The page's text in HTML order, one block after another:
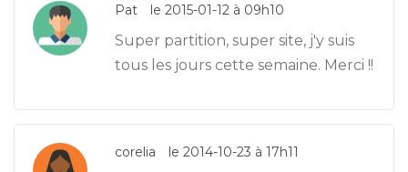
Pat le 2015-01-12 à 09h10
Super partition, super site, j'y suis
tous les jours cette semaine. Merci !!
corelia le 2014-10-23 à 17h11